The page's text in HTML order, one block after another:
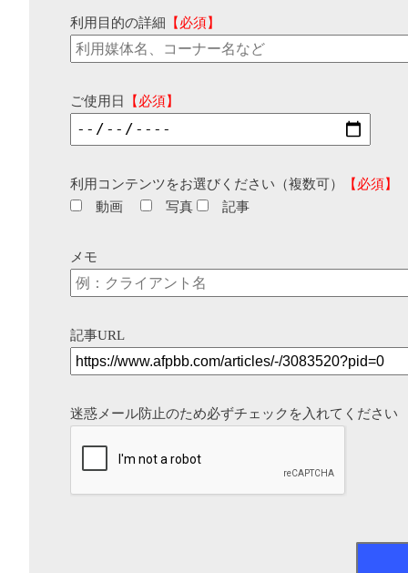
利用目的の詳細 【必須】
ご使用日 【必須】
利用コンテンツをお選びください（複数可）
【必須】
動画
写真 記事
メモ
記事URL
迷惑メール防止のため必ずチェックを入れてください